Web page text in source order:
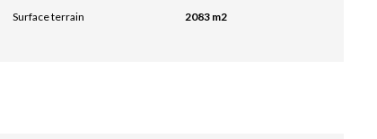
Surface terrain
2083 m2